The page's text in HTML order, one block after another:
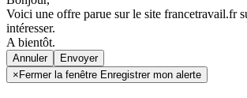
Voici une offre parue sur le site francetravail.fr
intéresser.
A bientôt.
Annuler
× Fermer la fenêtre Enregistrer mon alerte